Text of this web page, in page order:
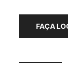
FAÇA